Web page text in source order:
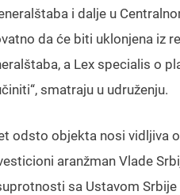
i dalje u
da će biti uklonjena iz
a Lex specialis o
smatraju u udruženju.
odsto objekta nosi
aranžman Vlade
sa Ustavom